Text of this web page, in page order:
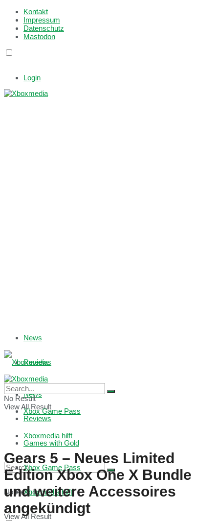
Kontakt
Impressum
Datenschutz
Mastodon
Login
News
Reviews
Games with Gold
Xbox Game Pass
Xboxmedia hilft
No Result
View All Result
News
Reviews
Games with Gold
Xbox Game Pass
Xboxmedia hilft
No Result
View All Result
Gears 5 – Neues Limited
Edition Xbox One X Bundle
und weitere Accessoires
angekündigt